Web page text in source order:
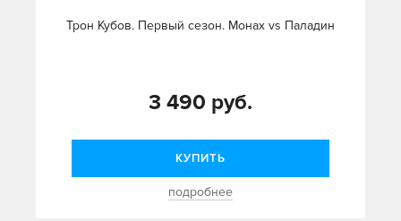
Трон Кубов. Первый сезон. Монах vs Паладин
3 490 руб.
КУПИТЬ
подробнее